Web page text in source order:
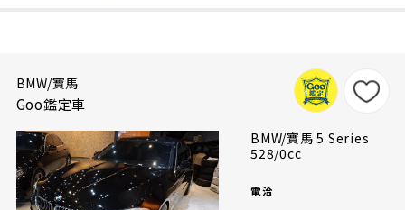
BMW/寶馬
Goo鑑定車
BMW/寶馬 5 Series
528/0cc
電洽